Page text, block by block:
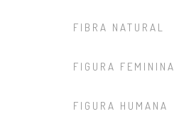
FIBRA NATURAL
FIGURA FEMININA
FIGURA HUMANA